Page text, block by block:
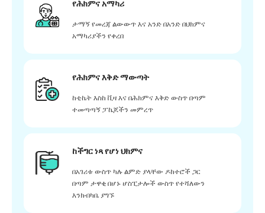
የሕክምና አማካሪ
ታማኝ የመረጃ ልውውጥ እና አንድ በአንድ በህክምና
አማካሪያችን የቀረበ
የሕክምና እቅድ ማውጣት
ከቲኬት እስከ ቪዛ እና በሕክምና እቅድ ውስጥ በጣም
ተመጣጣኝ ፓኬጆችን መምረጥ
ከችግር ነጻ የሆነ ህክምና
በአገሪቱ ውስጥ ካሉ ልምድ ያላቸው ዶክተሮች ጋር
በጣም ታዋቂ በሆኑ ሆስፒታሎች ውስጥ የተሻለውን
እንክብካቤ ያግኙ